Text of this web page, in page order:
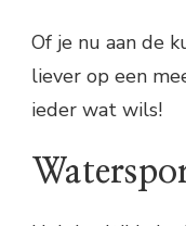
Of je nu aan de
liever op een
ieder wat wils!